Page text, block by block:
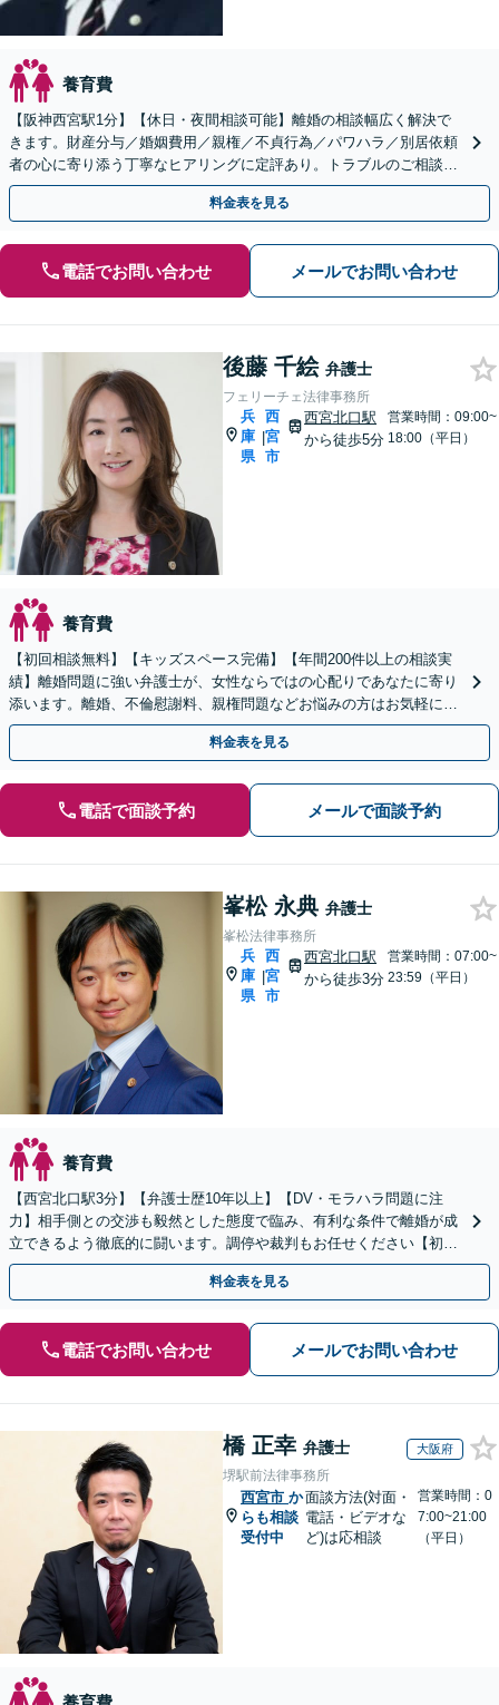
養育費
【阪神西宮駅1分】【休日・夜間相談可能】離婚の相談幅広く解決で
きます。財産分与／婚姻費用／親権／不貞行為／パワハラ／別居依頼
者の心に寄り添う丁寧なヒアリングに定評あり。トラブルのご相談は
お気軽に！【地元密着型スタイル】
料金表を見る
電話でお問い合わせ メールでお問い合わせ
後藤 千絵 弁護士
フェリーチェ法律事務所
兵
庫
県
|
西
宮
市
西宮北口駅
から徒歩5分
営業時間：09:00~
18:00（平日）
養育費
【初回相談無料】【キッズスペース完備】【年間200件以上の相談実
績】離婚問題に強い弁護士が、女性ならではの心配りであなたに寄り
添います。離婚、不倫慰謝料、親権問題などお悩みの方はお気軽にご
相談ください。
料金表を見る
電話で面談予約 メールで面談予約
峯松 永典 弁護士
峯松法律事務所
兵
庫
県
|
西
宮
市
西宮北口駅
から徒歩3分
営業時間：07:00~
23:59（平日）
養育費
【西宮北口駅3分】【弁護士歴10年以上】【DV・モラハラ問題に注
力】相手側との交渉も毅然とした態度で臨み、有利な条件で離婚が成
立できるよう徹底的に闘います。調停や裁判もお任せください【初回
相談無料】【お子さま連れのご相談可】
料金表を見る
電話でお問い合わせ メールでお問い合わせ
橋 正幸 弁護士 大阪府
堺駅前法律事務所
西宮市 か
らも相談
受付中
面談方法(対面・
電話・ビデオな
ど)は応相談
営業時間：0
7:00~21:00
（平日）